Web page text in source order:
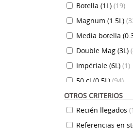
1999
1998
1996
1995
1993
1992
1990
1989
1987
1986
1984
1983
1981
1980
1978
1977
1975
1974
Botella (1L) (19)
Magnum (1.5L) (
Media botella
Double Mag (3L) (
Impériale (6L) (1)
50 cl (0.5L) (94)
35 cl (0.35L) (7)
70 cl (0.7L) (824)
10 cl (0.1L) ( 7)
OTROS CRITERIOS
Recién llegados (
Referencias en